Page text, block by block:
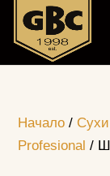
Начало /
Profesional /